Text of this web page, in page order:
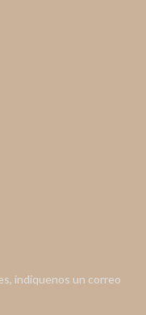
indiquenos un correo